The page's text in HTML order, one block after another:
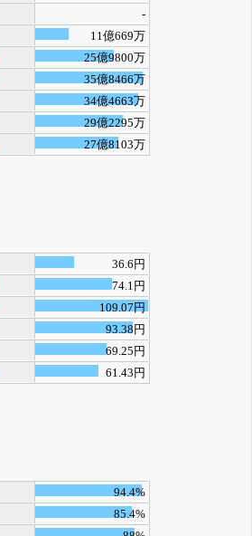
-
11億669万
25億9800万
35億8466万
34億4663万
29億2295万
27億8103万
36.6円
74.1円
109.07円
93.38円
69.25円
61.43円
94.4%
85.4%